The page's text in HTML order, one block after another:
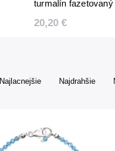
turmalín fazetovaný
20,20 €
Najlacnejšie Najdrahšie